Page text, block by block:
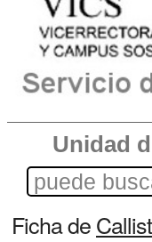
Unidad
Ficha de